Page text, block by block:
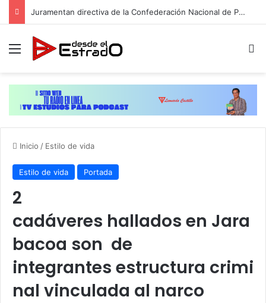
Juramentan directiva de la Confederación Nacional de Periodistas del Ecuador, Capítulo NY
Menú
Inicio / Estilo de vida
Estilo de vida Portada
2
cadáveres hallados en Jara
bacoa son de
integrantes estructura crimi
nal vinculada al narco